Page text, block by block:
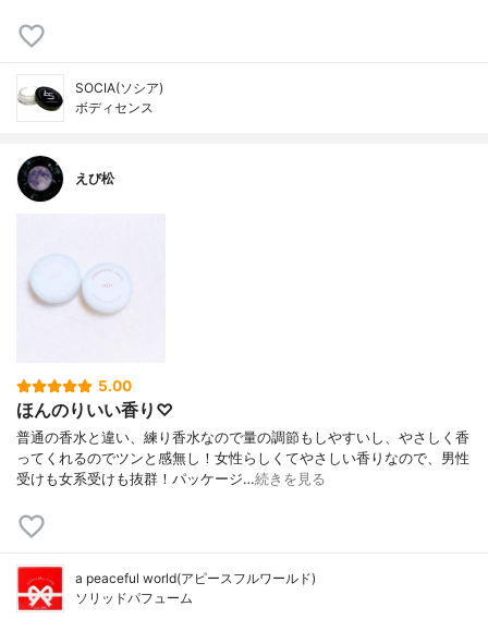
SOCIA(ソシア)
ボディセンス
えび松
5.00
ほんのりいい香り♡
普通の香水と違い、練り香水なので量の調節もしやすいし、やさしく香
ってくれるのでツンと感無し！女性らしくてやさしい香りなので、男性
受けも女系受けも抜群！パッケージ…続きを見る
a peaceful world(アピースフルワールド)
ソリッドパフューム